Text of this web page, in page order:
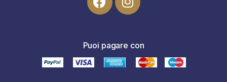
Puoi pagare con